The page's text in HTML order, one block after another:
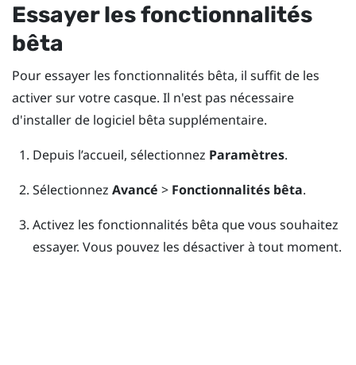
Essayer les fonctionnalités
bêta
Pour essayer les fonctionnalités bêta, il suffit de les
activer sur votre casque. Il n'est pas nécessaire
d'installer de logiciel bêta supplémentaire.
Depuis l’accueil, sélectionnez Paramètres.
Sélectionnez Avancé > Fonctionnalités bêta.
Activez les fonctionnalités bêta que vous souhaitez
essayer. Vous pouvez les désactiver à tout moment.